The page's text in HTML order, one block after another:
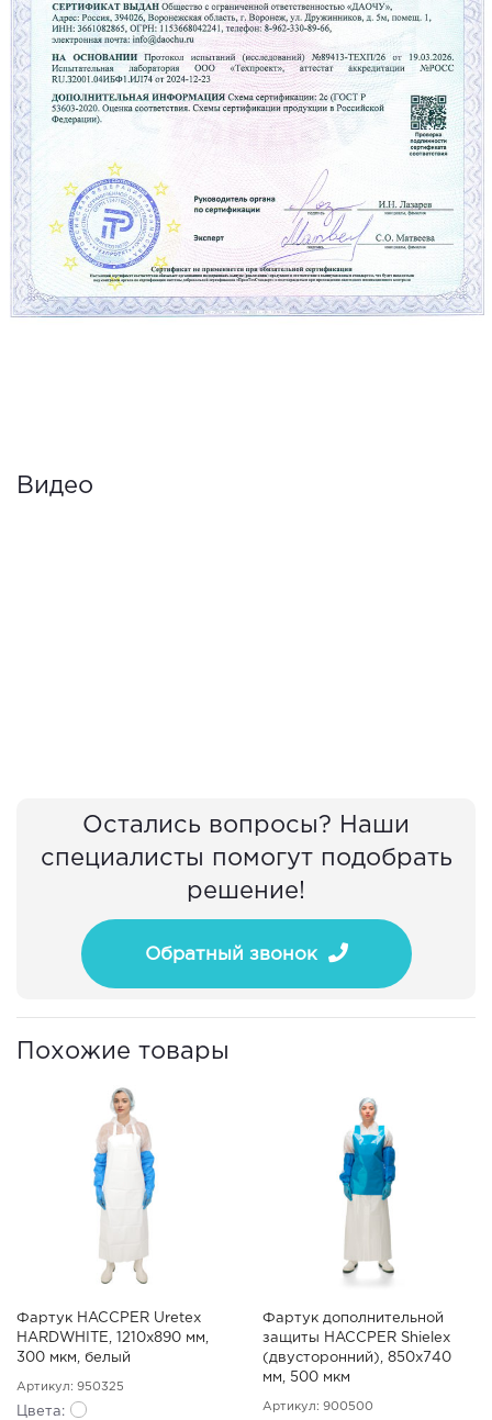
Видео
Остались вопросы? Наши
специалисты помогут подобрать
решение!
Обратный звонок
Похожие товары
Фартук HACCPER Uretex
HARDWHITE, 1210х890 мм,
300 мкм, белый
Артикул: 950325
Цвета:
Фартук дополнительной
защиты HACCPER Shielex
(двусторонний), 850х740
мм, 500 мкм
Артикул: 900500